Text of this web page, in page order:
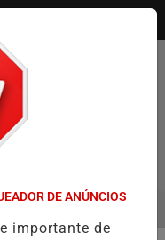
DE ANÚNCIOS
importante de